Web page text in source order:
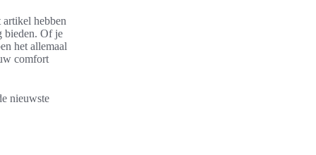
hebben
bieden. Of je
het allemaal
comfort
nieuwste